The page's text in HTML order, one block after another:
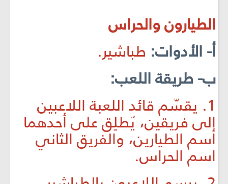
الطيارون والحراس
أ- الأدوات: طباشير.
ب- طريقة اللعب:
1. يقسّم قائد اللعبة اللاعبين
إلى فريقين، يُطلِق على أحدهما
اسم الطيارين، والفريق الثاني
اسم الحراس.